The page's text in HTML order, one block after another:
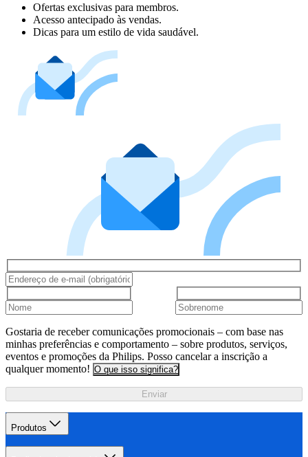
Ofertas exclusivas para membros.
Acesso antecipado às vendas.
Dicas para um estilo de vida saudável.
Gostaria de receber comunicações promocionais – com base nas
minhas preferências e comportamento – sobre produtos, serviços,
eventos e promoções da Philips. Posso cancelar a inscrição a
qualquer momento! O que isso significa?
Enviar
Produtos